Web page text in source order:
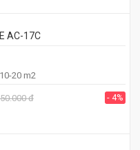
AC-17C
10-20 m2
đ - 4%